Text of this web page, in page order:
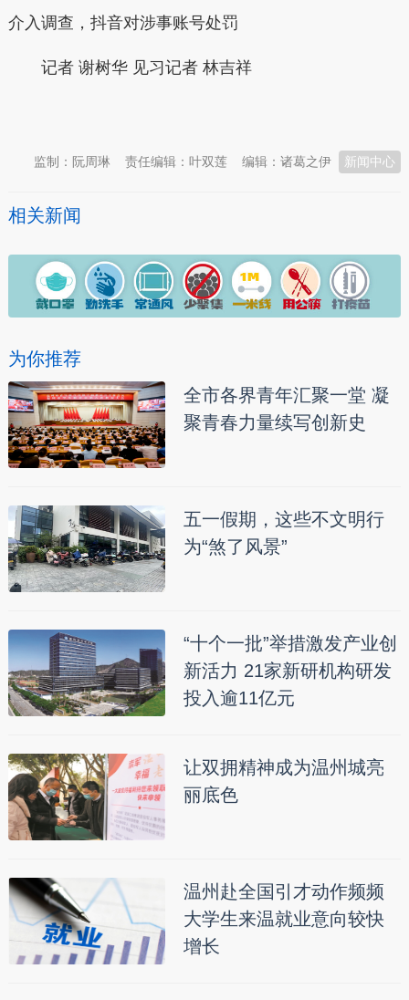
介入调查，抖音对涉事账号处罚
记者 谢树华 见习记者 林吉祥
新闻中心
编辑：诸葛之伊
责任编辑：叶双莲
监制：阮周琳
相关新闻
为你推荐
全市各界青年汇聚一堂 凝
聚青春力量续写创新史
五一假期，这些不文明行
为“煞了风景”
“十个一批”举措激发产业创
新活力 21家新研机构研发
投入逾11亿元
让双拥精神成为温州城亮
丽底色
温州赴全国引才动作频频
大学生来温就业意向较快
增长